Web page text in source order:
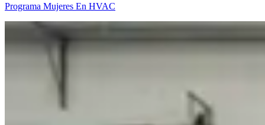
Programa Mujeres En HVAC